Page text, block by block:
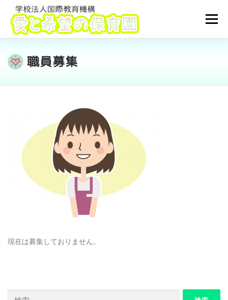
ン
キ
メニュ
TOP 園について
職員募集
現在は募集しておりません。